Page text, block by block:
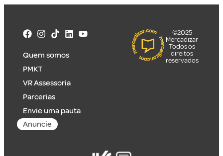
Quem somos
PMKT
VR Assessoria
Parcerias
Envie uma pauta
Anuncie
©2025
Mercadizar
Todos os
direitos
reservados